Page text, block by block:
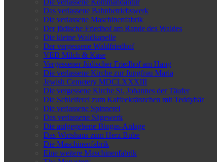
Die verlassene Kommandantur
Das verlassene Bahnbetriebswerk
Die verlassene Maschinenfabrik
Der jüdische Friedhof am Rande des Waldes
Die kleine Waldkapelle
Der vergessene Waldfriedhof
VEB Milch & Käse
Vergessener Jüdischer Friedhof am Hang
Die verlassene Kirche zur Jungfrau Maria
Jewish Cemetery MDCLXXXIII
Die vergessene Kirche St. Johannes der Täufer
Die Schleiferei zum Kaffeekränzchen mit Teddybär
Die verlassene Spinnerei
Das verlassene Sägewerk
Die aufgegebene Biogas-Anlage
Das Wirtshaus zum Herz Bube
Die Maschinenfabrik
Eine weitere Maschinenfabrik